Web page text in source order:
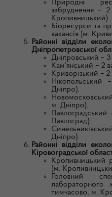
Природні
забруднення –
Кропивницький).
Біоресурси та
вакансія (м.
Районні відділи
Дніпропетровської
Дніпровський – 3
Кам’янський – 2
Криворізький – 2
Нікопольський
Дніпро).
м. Дніпро).
Павлоградський
Павлоград).
Дніпро).
Районні відділи
Кіровоградської
Кропивницький
(м.
Головний
лабораторного
тимчасово, м.